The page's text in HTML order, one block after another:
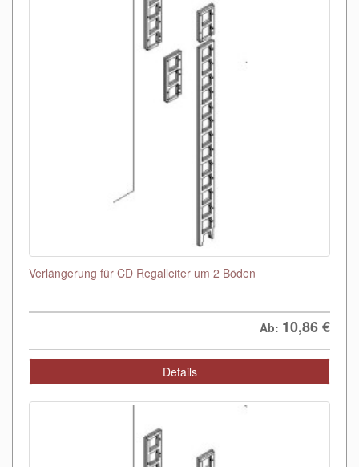
Verlängerung für CD Regalleiter um 2 Böden
Ab: 10,86€
Details